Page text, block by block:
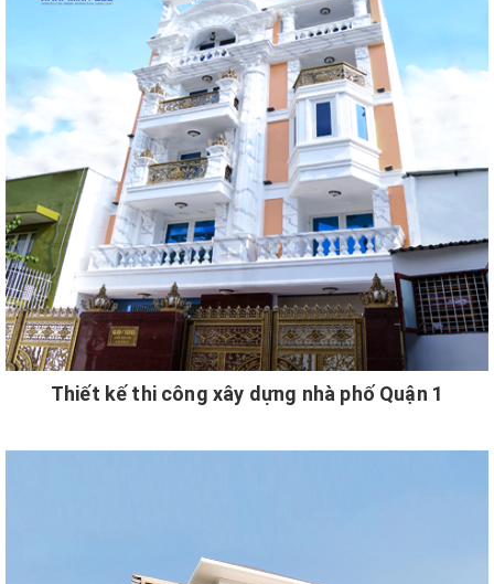
Thiết kế thi công xây dựng nhà phố Quận 1